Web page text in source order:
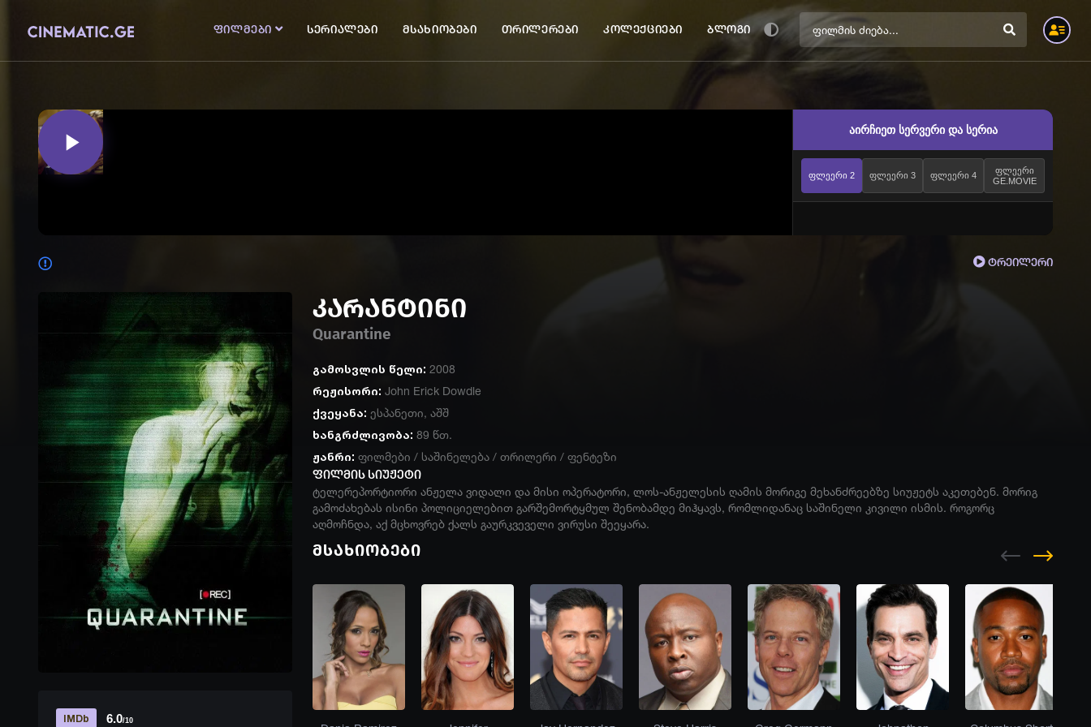
ფილმები სერიალები მსახიობები თრილერები კოლექციები ბლოგი
აირჩიეთ სერვერი და სერია
ფლეერი 2 ფლეერი 3 ფლეერი 4
ფლეერი
GE.MOVIE
ტრეილერი
IMDb 6.0/10
კარანტინი
Quarantine
გამოსვლის წელი: 2008
რეჟისორი: John Erick Dowdle
ქვეყანა: ესპანეთი, აშშ
ხანგრძლივობა: 89 წთ.
ჟანრი: ფილმები / საშინელება/ თრილერი / ფენტეზი
ფილმის სიუჟეტი
ტელერეპორტიორი ანჟელა ვიდალი და მისი ოპერატორი, ლოს-ანჟელესის ღამის მორიგე მეხანძრეებზე სიუჟეტს აკეთებენ. მორიგ
გამოძახებას ისინი პოლიციელებით გარშემორტყმულ შენობამდე მიჰყავს, რომლიდანაც საშინელი კივილი ისმის. როგორც
აღმოჩნდა, აქ მცხოვრებ ქალს გაურკვეველი ვირუსი შეეყარა.
მსახიობები